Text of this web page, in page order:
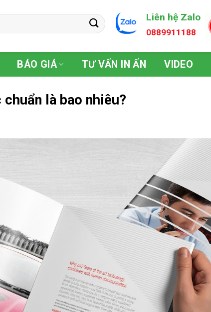
Liên hệ Zalo
0889911188
BÁO GIÁ TƯ VẤN IN ẤN VIDEO
là bao nhiêu?